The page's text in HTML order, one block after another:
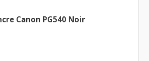
Canon PG540 Noir